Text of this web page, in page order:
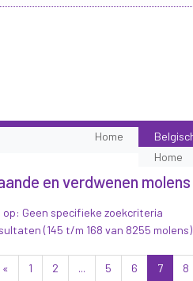
Home
Home
en verdwenen molens
op: Geen specifieke zoekcriteria
(145 t/m 168 van 8255 molens)
« 1 2 ... 5 6 7 8